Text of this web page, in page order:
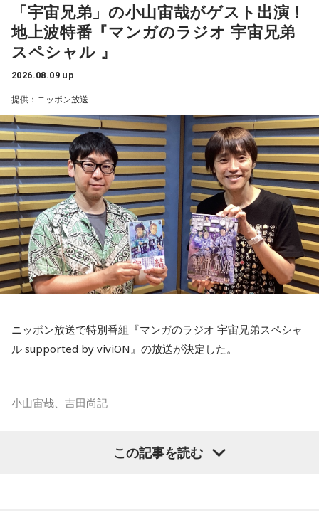
「宇宙兄弟」の小山宙哉がゲスト出演！
地上波特番『マンガのラジオ 宇宙兄弟
スペシャル 』
2026.08.09 up
提供：ニッポン放送
ニッポン放送で特別番組『マンガのラジオ 宇宙兄弟スペシャ
ル supported by viviON』の放送が決定した。
小山宙哉、吉田尚記
パーソナリティを務め、漫画にまつわるゲストを迎えるポッ
この記事を読む